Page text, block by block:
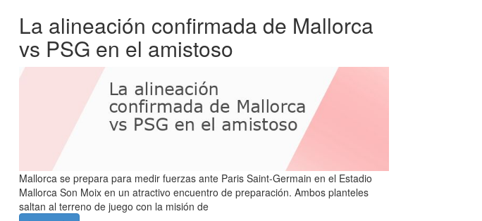
La alineación confirmada de Mallorca
vs PSG en el amistoso
Mallorca se prepara para medir fuerzas ante Paris Saint-Germain en el Estadio
Mallorca Son Moix en un atractivo encuentro de preparación. Ambos planteles
saltan al terreno de juego con la misión de